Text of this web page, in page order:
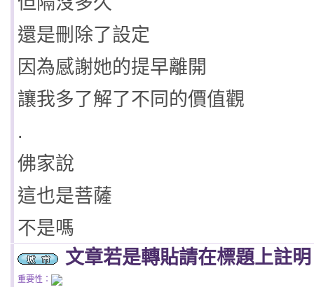
還是刪除了設定
因為感謝她的提早離開
讓我多了解了不同的價值觀
.
佛家說
這也是菩薩
不是嗎
文章若是轉貼請在標題上註明
重要性：